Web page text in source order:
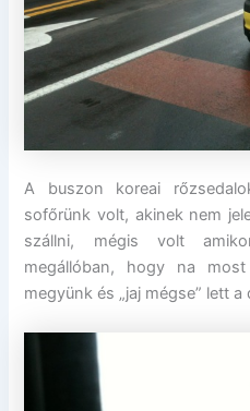
A buszon koreai
sofőrünk volt, akinek nem
szállni, mégis volt
megállóban, hogy na
megyünk és „jaj mégse” lett a